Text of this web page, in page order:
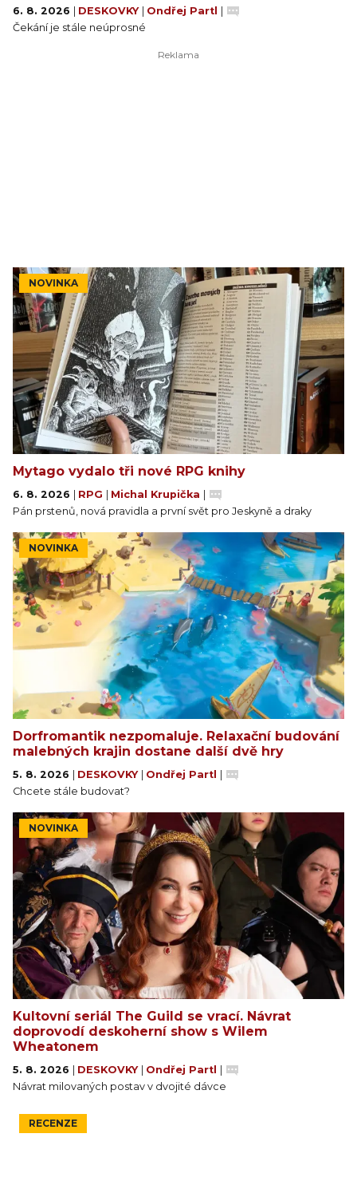
6. 8. 2026 DESKOVKY Ondřej Partl
Čekání je stále neúprosné
NOVINKA
Mytago vydalo tři nové RPG knihy
6. 8. 2026 RPG Michal Krupička
Pán prstenů, nová pravidla a první svět pro Jeskyně a draky
NOVINKA
Dorfromantik nezpomaluje. Relaxační budování
malebných krajin dostane další dvě hry
5. 8. 2026 DESKOVKY Ondřej Partl
Chcete stále budovat?
NOVINKA
Kultovní seriál The Guild se vrací. Návrat
doprovodí deskoherní show s Wilem
Wheatonem
5. 8. 2026 DESKOVKY Ondřej Partl
Návrat milovaných postav v dvojité dávce
RECENZE